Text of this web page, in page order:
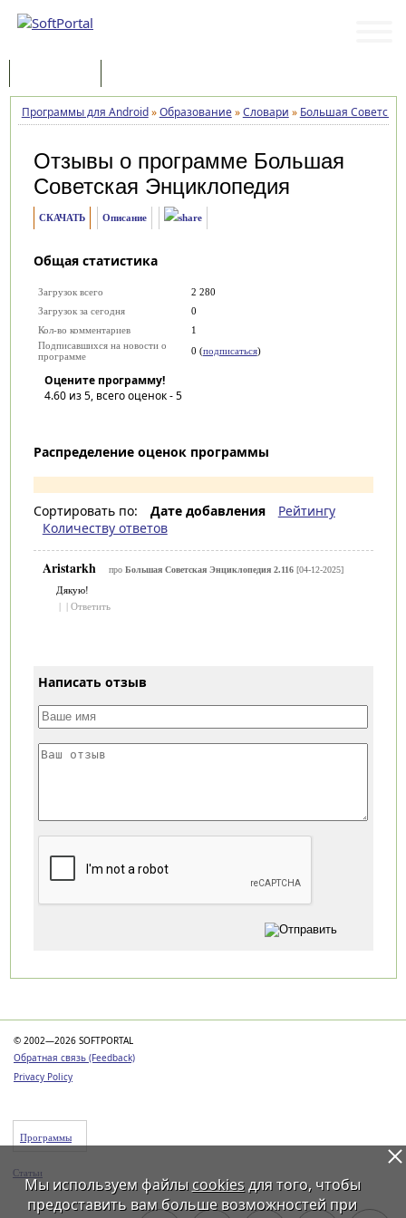
Программы для Android»Образование»Словари » Большая
Отзывы о программе Большая
Советская Энциклопедия
СКАЧАТЬ Описание
Общая статистика
Загрузок всего
2 280
Загрузок за сегодня
0
Кол-во комментариев
1
Подписавшихся на новости о
программе
0 (подписаться)
Оцените программу!
4.60из 5, всего оценок -5
Распределение оценок программы
Сортировать по: Дате добавления
Рейтингу
Количеству ответов
Aristarkh про Большая Советская Энциклопедия 2.116[04-12-2025]
Дякую!
| | Ответить
Написать отзыв
© 2002—2026 SOFTPORTAL
Обратная связь (Feedback)
Privacy Policy
Программы
Статьи
Мы используем файлы cookiesдля того, чтобы
предоставить вам больше возможностей при